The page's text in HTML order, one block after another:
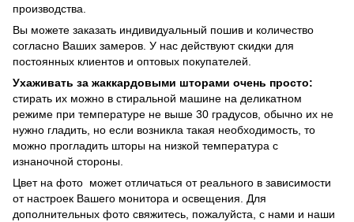
производства.
Вы можете заказать индивидуальный пошив и количество
согласно Ваших замеров. У нас действуют скидки для
постоянных клиентов и оптовых покупателей.
Ухаживать за жаккардовыми шторами очень просто:
стирать их можно в стиральной машине на деликатном
режиме при температуре не выше 30 градусов, обычно их не
нужно гладить, но если возникла такая необходимость, то
можно прогладить шторы на низкой температура с
изнаночной стороны.
Цвет на фото может отличаться от реального в зависимости
от настроек Вашего монитора и освещения. Для
дополнительных фото свяжитесь, пожалуйста, с нами и наши